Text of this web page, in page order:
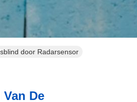
door Radarsensor
De